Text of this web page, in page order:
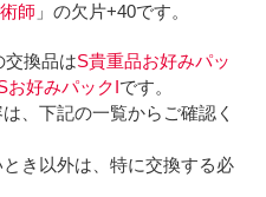
師 」の欠片+40です。
換品はS貴重品お好みパッ
お好みパックIです。
、下記の一覧からご確認く
き以外は、特に交換する必